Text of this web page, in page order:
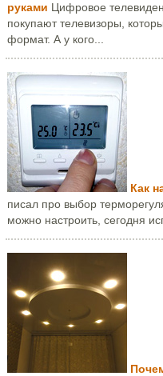
руками Цифровое
покупают телевизоры,
формат. А у кого...
Как
писал про выбор
можно настроить, сегодня